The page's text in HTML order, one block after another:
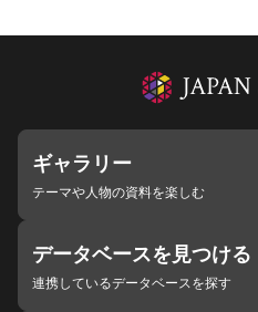
ギャラリー
テーマや人物の資料を楽しむ
データベースを見つける
連携しているデータベースを探す